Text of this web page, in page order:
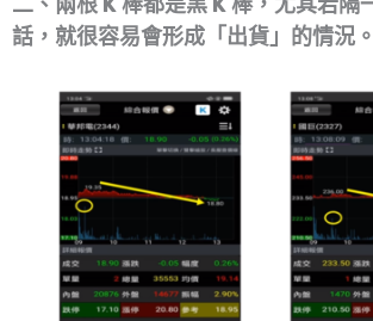
話，就很容易會形成「出貨」的情況。